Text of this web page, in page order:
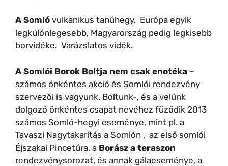
A Somló vulkanikus tanúhegy, Európa egyik
legkülönlegesebb, Magyarország pedig legkisebb
borvidéke. Varázslatos vidék.
A Somlói Borok Boltja nem csak enotéka –
számos önkéntes akció és Somlói rendezvény
szervezői is vagyunk. Boltunk-, és a velünk
dolgozó önkéntes csapat nevéhez fűződik 2013
számos Somló-hegyi eseménye, mint pl. a
Tavaszi Nagytakarítás a Somlón , az első somlói
Éjszakai Pincetúra, a Borász a teraszon
rendezvénysorozat, és annak gálaeseménye, a